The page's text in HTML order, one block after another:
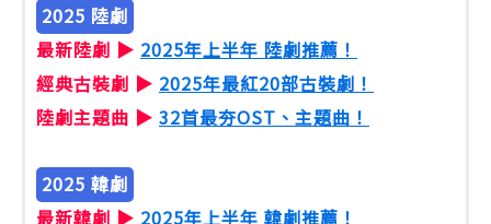
2025 陸劇
最新陸劇 ▶ 2025年上半年 陸劇推薦！
經典古裝劇 ▶ 2025年最紅20部古裝劇！
陸劇主題曲 ▶ 32首最夯OST、主題曲！
2025 韓劇
最新韓劇 ▶ 2025年上半年 韓劇推薦！